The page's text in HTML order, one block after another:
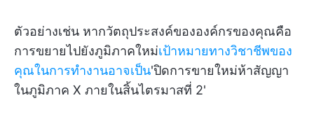
ตัวอย่างเช่น หากวัตถุประสงค์ขององค์กรของคุณคือ
การขยายไปยังภูมิภาคใหม่เป้าหมายทางวิชาชีพของ
คุณในการทำงานอาจเป็น'ปิดการขายใหม่ห้าสัญญา
ในภูมิภาค X ภายในสิ้นไตรมาสที่ 2'